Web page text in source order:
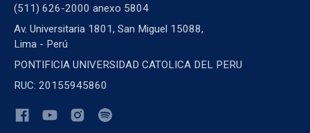
(511) 626-2000 anexo 5804
Av. Universitaria 1801, San Miguel 15088,
Lima - Perú
PONTIFICIA UNIVERSIDAD CATOLICA DEL PERU
RUC: 20155945860